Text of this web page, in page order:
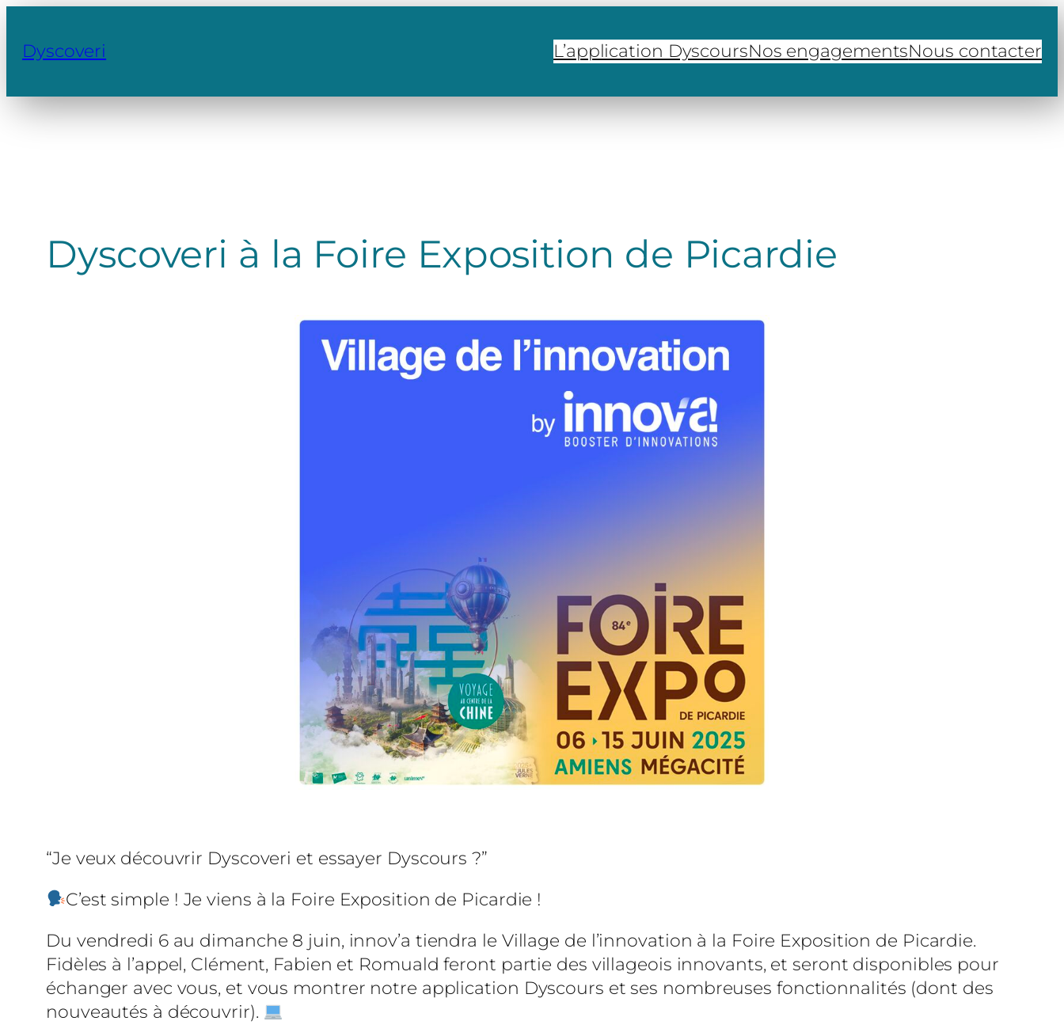
au
contenu
Dyscoveri L’application DyscoursNos engagementsNous contacter
Dyscoveri à la Foire Exposition de Picardie
“Je veux découvrir Dyscoveri et essayer Dyscours ?”
C’est simple ! Je viens à la Foire Exposition de Picardie !
Du vendredi 6 au dimanche 8 juin, innov’a tiendra le Village de l’innovation à la Foire Exposition de Picardie.
Fidèles à l’appel, Clément, Fabien et Romuald feront partie des villageois innovants, et seront disponibles pour
échanger avec vous, et vous montrer notre application Dyscours et ses nombreuses fonctionnalités (dont des
nouveautés à découvrir).